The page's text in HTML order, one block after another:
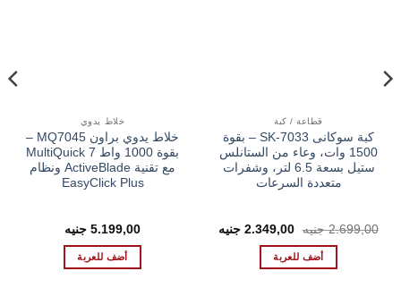
قطاعة / كبة
كبة سوكانى SK-7033 – بقوة
1500 وات، وعاء من الستانلس
ستيل بسعة 6.5 لتر، وشفرات
متعددة السرعات
2.699,00 جنيه السعر
هو:
2.699,00 EGP.
2.349,00 جنيهالسعر
أضف للعربة
خلاط يدوي
خلاط يدوي براون MQ7045 –
بقوة 1000 واط MultiQuick 7
مع تقنية ActiveBlade ونظام
EasyClick Plus
5.199,00 جنيه
أضف للعربة